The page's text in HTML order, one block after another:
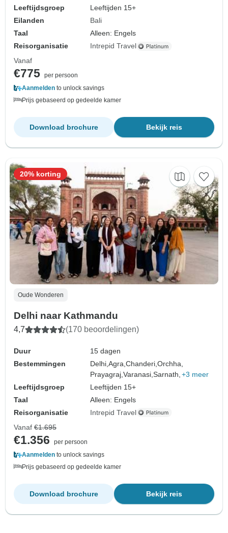
Leeftijdsgroep
Leeftijden 15+
Eilanden
Bali
Taal
Alleen: Engels
Reisorganisatie
Intrepid Travel
Vanaf
€775 per persoon
Aanmelden to unlock savings
Prijs gebaseerd op gedeelde kamer
Bekijk reis
Download brochure
Oude Wonderen
Delhi naar Kathmandu
4,7 (170 beoordelingen)
Duur
15 dagen
Bestemmingen
Delhi,Agra,Chanderi,Orchha,
Prayagraj,Varanasi,Sarnath, +3 meer
Leeftijdsgroep
Leeftijden 15+
Taal
Alleen: Engels
Reisorganisatie
Intrepid Travel
20% korting
Vanaf €1.695
€1.356
per persoon
Aanmelden to unlock savings
Prijs gebaseerd op gedeelde kamer
Bekijk reis
Download brochure